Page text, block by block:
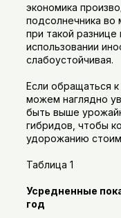
экономика
подсолнечника во
при такой
использовании
слабоустойчивая.
Если обращаться
можем наглядно
быть выше
гибридов, чтобы
удорожанию
Таблица 1
Усредненные
год